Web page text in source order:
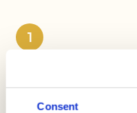
Consent
1
appassire in padella
extravergine di oliva